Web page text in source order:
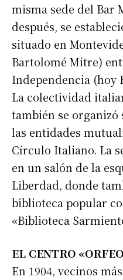
Suscribirme
Dirección de correo
Apellidos
misma sede del Bar
después, se
situado en
Bartolomé Mitre)
Independencia (hoy
La colectividad
también se
las entidades
Círculo Italiano. La
en un salón de la
Liberdad, donde
biblioteca popular
«Biblioteca
EL CENTRO
En 1904, vecinos